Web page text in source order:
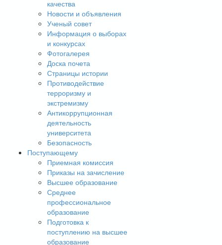
качества
Новости и объявления
Ученый совет
Информация о выборах
и конкурсах
Фотогалерея
Доска почета
Страницы истории
Противодействие
терроризму и
экстремизму
Антикоррупционная
деятельность
университета
Безопасность
Поступающему
Приемная комиссия
Приказы на зачисление
Высшее образование
Среднее
профессиональное
образование
Подготовка к
поступлению на высшее
образование